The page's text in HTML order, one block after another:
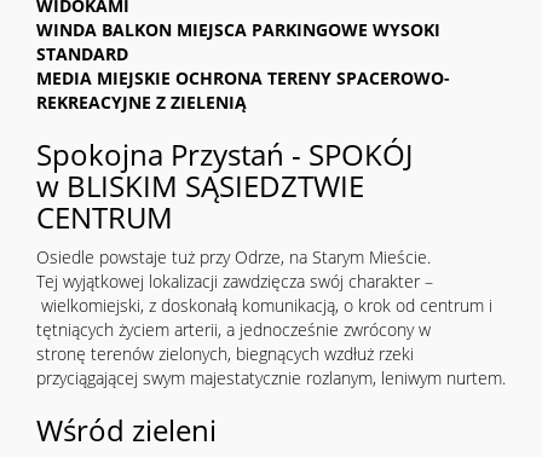
WIDOKAMI
WINDA BALKON MIEJSCA PARKINGOWE WYSOKI
STANDARD
MEDIA MIEJSKIE OCHRONA TERENY SPACEROWO-
REKREACYJNE Z ZIELENIĄ
Spokojna Przystań - SPOKÓJ
w BLISKIM SĄSIEDZTWIE
CENTRUM
Osiedle powstaje tuż przy Odrze, na Starym Mieście.
Tej wyjątkowej lokalizacji zawdzięcza swój charakter –
wielkomiejski, z doskonałą komunikacją, o krok od centrum i
tętniących życiem arterii, a jednocześnie zwrócony w
stronę terenów zielonych, biegnących wzdłuż rzeki
przyciągającej swym majestatycznie rozlanym, leniwym nurtem.
Wśród zieleni